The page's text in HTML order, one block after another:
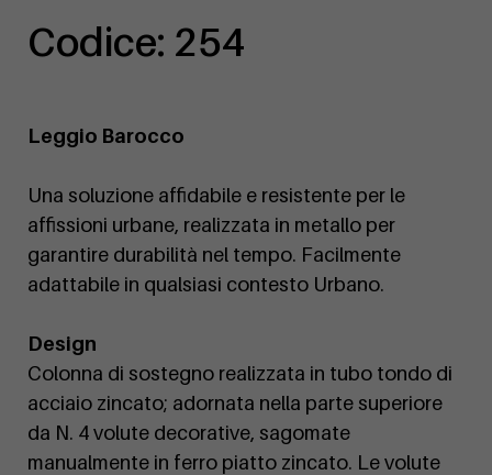
Codice: 254
Leggio Barocco
Una soluzione affidabile e resistente per le
affissioni urbane, realizzata in metallo per
garantire durabilità nel tempo. Facilmente
adattabile in qualsiasi contesto Urbano.
Design
Colonna di sostegno realizzata in tubo tondo di
acciaio zincato; adornata nella parte superiore
da N. 4 volute decorative, sagomate
manualmente in ferro piatto zincato. Le volute